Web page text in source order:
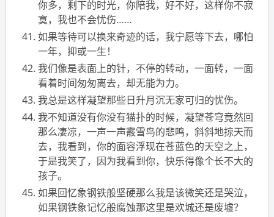
你多，剩下的时光，你陪我，好不好，这样你不寂
寞，我也不会忧伤……
如果等待可以换来奇迹的话，我宁愿等下去，哪怕
一年，抑或一生！
我们像是表面上的针，不停的转动，一面转，一面
看着时间匆匆离去，却无能为力。
我总是这样凝望那些日升月沉无家可归的忧伤。
我不知道没有你没有猫扑的时候，凝望苍穹竟然回
那么凄凉，一声一声霰雪鸟的悲鸣，斜斜地掠天而
去，我看到，你的面容浮现在苍蓝色的天空之上，
于是我笑了，因为我看到你，快乐得像个长不大的
孩子。
如果回忆象钢铁般坚硬那么我是该微笑还是哭泣，
如果钢铁象记忆般腐蚀那这里是欢城还是废墟？